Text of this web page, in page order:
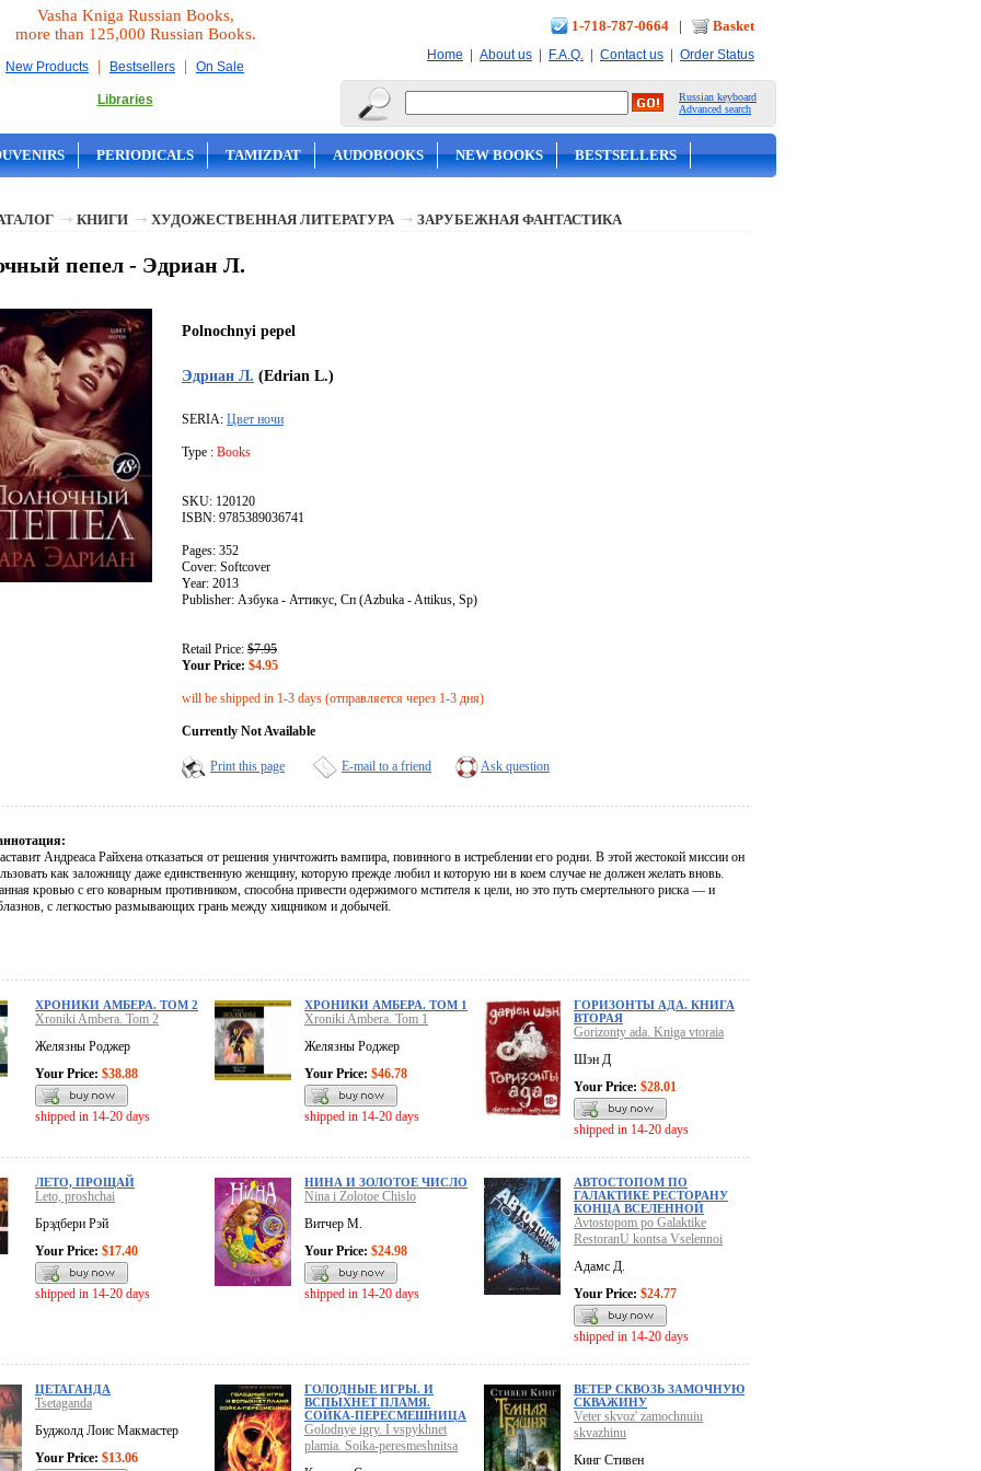
Vasha Kniga Russian Books,
more than 125,000 Russian Books.
New Products | Bestsellers | On Sale
Libraries
1-718-787-0664 | Basket
Home | About us | F.A.Q. | Contact us | Order Status
Russian keyboard
Advanced search
PERIODICALS TAMIZDAT AUDOBOOKS NEW BOOKS BESTSELLERS
КНИГИ ХУДОЖЕСТВЕННАЯ ЛИТЕРАТУРА ЗАРУБЕЖНАЯ ФАНТАСТИКА
пепел - Эдриан Л.
Polnochnyi pepel
Эдриан Л. (Edrian L.)
SERIA: Цвет ночи
Type : Books
SKU: 120120
ISBN: 9785389036741
Pages: 352
Cover: Softcover
Year: 2013
Publisher: Азбука - Аттикус, Сп (Azbuka - Attikus, Sp)
Retail Price: $7.95
Your Price: $4.95
will be shipped in 1-3 days (отправляется через 1-3 дня)
Currently Not Available
Print this page E-mail to a friend Ask question
Андреаса Райхена отказаться от решения уничтожить вампира, повинного в истреблении его родни. В этой жестокой миссии он
как заложницу даже единственную женщину, которую прежде любил и которую ни в коем случае не должен желать вновь.
кровью с его коварным противником, способна привести одержимого мстителя к цели, но это путь смертельного риска — и
с легкостью размывающих грань между хищником и добычей.
XРОНИКИ АМБЕРА. ТОМ 2
Xroniki Ambera. Tom 2
Желязны Роджер
Your Price: $38.88
shipped in 14-20 days
XРОНИКИ АМБЕРА. ТОМ 1
Xroniki Ambera. Tom 1
Желязны Роджер
Your Price: $46.78
shipped in 14-20 days
ГОРИЗОНТЫ АДА. КНИГА
ВТОРАЯ
Gorizonty ada. Kniga vtoraia
Шэн Д
Your Price: $28.01
shipped in 14-20 days
ЛЕТО, ПРОЩАЙ
Leto, proshchai
Брэдбери Рэй
Your Price: $17.40
shipped in 14-20 days
НИНА И ЗОЛОТОЕ ЧИСЛО
Nina i Zolotoe Chislo
Витчер М.
Your Price: $24.98
shipped in 14-20 days
АВТОСТОПОМ ПО
ГАЛАКТИКЕ РЕСТОРАНУ
КОНЦА ВСЕЛЕННОЙ
Avtostopom po Galaktike
RestoranU kontsa Vselennoi
Адамс Д.
Your Price: $24.77
shipped in 14-20 days
ЦЕТАГАНДА
Tsetaganda
Буджолд Лоис Макмастер
Your Price: $13.06
ГОЛОДНЫЕ ИГРЫ. И
ВСПЫХНЕТ ПЛАМЯ.
СОЙКА-ПЕРЕСМЕШНИЦА
Golodnye igry. I vspykhnet
plamia. Soika-peresmeshnitsa
ВЕТЕР СКВОЗЬ ЗАМОЧНУЮ
СКВАЖИНУ
Veter skvoz' zamochnuiu
skvazhinu
Кинг Стивен